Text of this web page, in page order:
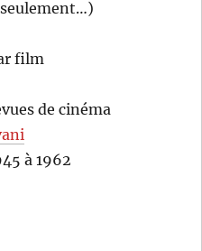
film
de cinéma
à 1962